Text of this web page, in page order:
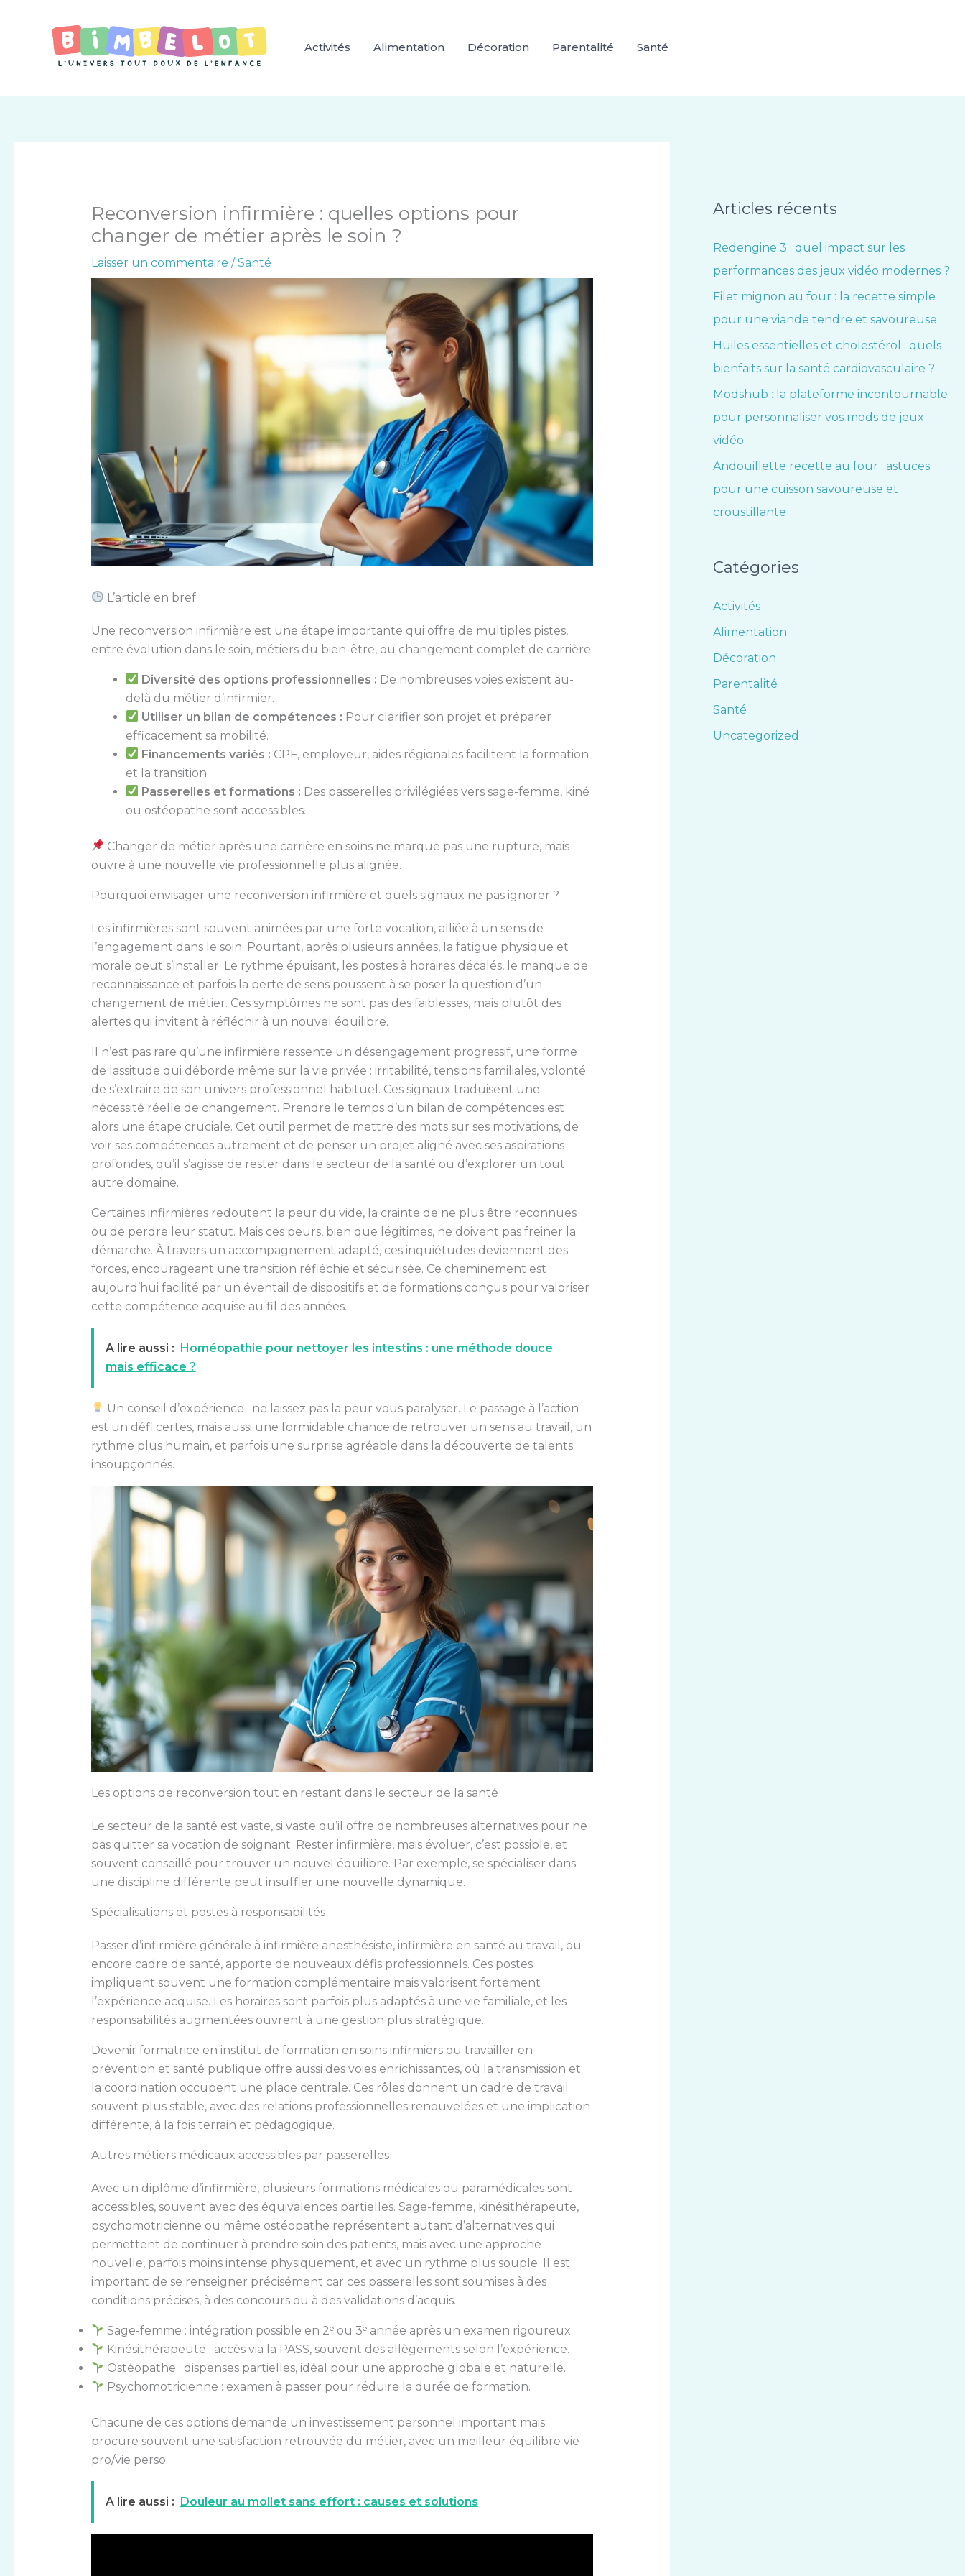
Activités Alimentation Décoration Parentalité Santé
Reconversion infirmière : quelles options pour
changer de métier après le soin ?
Laisser un commentaire / Santé
L’article en bref
Une reconversion infirmière est une étape importante qui offre de multiples pistes,
entre évolution dans le soin, métiers du bien-être, ou changement complet de carrière.
Diversité des options professionnelles : De nombreuses voies existent au-
delà du métier d’infirmier.
Utiliser un bilan de compétences : Pour clarifier son projet et préparer
efficacement sa mobilité.
Financements variés : CPF, employeur, aides régionales facilitent la formation
et la transition.
Passerelles et formations : Des passerelles privilégiées vers sage-femme, kiné
ou ostéopathe sont accessibles.
Changer de métier après une carrière en soins ne marque pas une rupture, mais
ouvre à une nouvelle vie professionnelle plus alignée.
Pourquoi envisager une reconversion infirmière et quels signaux ne pas ignorer ?
Les infirmières sont souvent animées par une forte vocation, alliée à un sens de
l’engagement dans le soin. Pourtant, après plusieurs années, la fatigue physique et
morale peut s’installer. Le rythme épuisant, les postes à horaires décalés, le manque de
reconnaissance et parfois la perte de sens poussent à se poser la question d’un
changement de métier. Ces symptômes ne sont pas des faiblesses, mais plutôt des
alertes qui invitent à réfléchir à un nouvel équilibre.
Il n’est pas rare qu’une infirmière ressente un désengagement progressif, une forme
de lassitude qui déborde même sur la vie privée : irritabilité, tensions familiales, volonté
de s’extraire de son univers professionnel habituel. Ces signaux traduisent une
nécessité réelle de changement. Prendre le temps d’un bilan de compétences est
alors une étape cruciale. Cet outil permet de mettre des mots sur ses motivations, de
voir ses compétences autrement et de penser un projet aligné avec ses aspirations
profondes, qu’il s’agisse de rester dans le secteur de la santé ou d’explorer un tout
autre domaine.
Certaines infirmières redoutent la peur du vide, la crainte de ne plus être reconnues
ou de perdre leur statut. Mais ces peurs, bien que légitimes, ne doivent pas freiner la
démarche. À travers un accompagnement adapté, ces inquiétudes deviennent des
forces, encourageant une transition réfléchie et sécurisée. Ce cheminement est
aujourd’hui facilité par un éventail de dispositifs et de formations conçus pour valoriser
cette compétence acquise au fil des années.
A lire aussi : Homéopathie pour nettoyer les intestins : une méthode douce
mais efficace ?
Un conseil d’expérience : ne laissez pas la peur vous paralyser. Le passage à l’action
est un défi certes, mais aussi une formidable chance de retrouver un sens au travail, un
rythme plus humain, et parfois une surprise agréable dans la découverte de talents
insoupçonnés.
Les options de reconversion tout en restant dans le secteur de la santé
Le secteur de la santé est vaste, si vaste qu’il offre de nombreuses alternatives pour ne
pas quitter sa vocation de soignant. Rester infirmière, mais évoluer, c’est possible, et
souvent conseillé pour trouver un nouvel équilibre. Par exemple, se spécialiser dans
une discipline différente peut insuffler une nouvelle dynamique.
Spécialisations et postes à responsabilités
Passer d’infirmière générale à infirmière anesthésiste, infirmière en santé au travail, ou
encore cadre de santé, apporte de nouveaux défis professionnels. Ces postes
impliquent souvent une formation complémentaire mais valorisent fortement
l’expérience acquise. Les horaires sont parfois plus adaptés à une vie familiale, et les
responsabilités augmentées ouvrent à une gestion plus stratégique.
Devenir formatrice en institut de formation en soins infirmiers ou travailler en
prévention et santé publique offre aussi des voies enrichissantes, où la transmission et
la coordination occupent une place centrale. Ces rôles donnent un cadre de travail
souvent plus stable, avec des relations professionnelles renouvelées et une implication
différente, à la fois terrain et pédagogique.
Autres métiers médicaux accessibles par passerelles
Avec un diplôme d’infirmière, plusieurs formations médicales ou paramédicales sont
accessibles, souvent avec des équivalences partielles. Sage-femme, kinésithérapeute,
psychomotricienne ou même ostéopathe représentent autant d’alternatives qui
permettent de continuer à prendre soin des patients, mais avec une approche
nouvelle, parfois moins intense physiquement, et avec un rythme plus souple. Il est
important de se renseigner précisément car ces passerelles sont soumises à des
conditions précises, à des concours ou à des validations d’acquis.
Sage-femme : intégration possible en 2ᵉ ou 3ᵉ année après un examen rigoureux.
Kinésithérapeute : accès via la PASS, souvent des allègements selon l’expérience.
Ostéopathe : dispenses partielles, idéal pour une approche globale et naturelle.
Psychomotricienne : examen à passer pour réduire la durée de formation.
Chacune de ces options demande un investissement personnel important mais
procure souvent une satisfaction retrouvée du métier, avec un meilleur équilibre vie
pro/vie perso.
A lire aussi : Douleur au mollet sans effort : causes et solutions
Articles récents
Redengine 3 : quel impact sur les
performances des jeux vidéo modernes ?
Filet mignon au four : la recette simple
pour une viande tendre et savoureuse
Huiles essentielles et cholestérol : quels
bienfaits sur la santé cardiovasculaire ?
Modshub : la plateforme incontournable
pour personnaliser vos mods de jeux
vidéo
Andouillette recette au four : astuces
pour une cuisson savoureuse et
croustillante
Catégories
Activités
Alimentation
Décoration
Parentalité
Santé
Uncategorized